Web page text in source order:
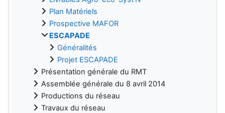
Plan Matériels
Prospective MAFOR
ESCAPADE
Généralités
Projet ESCAPADE
Présentation générale du RMT
Assemblée générale du 8 avril 2014
Productions du réseau
Travaux du réseau